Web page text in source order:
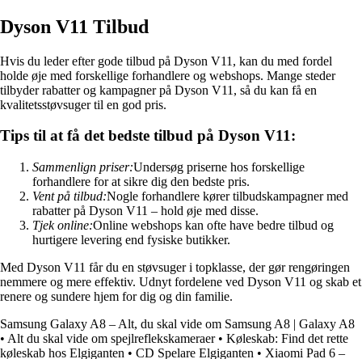
Dyson V11 Tilbud
Hvis du leder efter gode tilbud på Dyson V11, kan du med fordel
holde øje med forskellige forhandlere og webshops. Mange steder
tilbyder rabatter og kampagner på Dyson V11, så du kan få en
kvalitetsstøvsuger til en god pris.
Tips til at få det bedste tilbud på Dyson V11:
Sammenlign priser:Undersøg priserne hos forskellige
forhandlere for at sikre dig den bedste pris.
Vent på tilbud:Nogle forhandlere kører tilbudskampagner med
rabatter på Dyson V11 – hold øje med disse.
Tjek online:Online webshops kan ofte have bedre tilbud og
hurtigere levering end fysiske butikker.
Med Dyson V11 får du en støvsuger i topklasse, der gør rengøringen
nemmere og mere effektiv. Udnyt fordelene ved Dyson V11 og skab et
renere og sundere hjem for dig og din familie.
Samsung Galaxy A8 – Alt, du skal vide om Samsung A8 | Galaxy A8
• Alt du skal vide om spejlreflekskameraer• Køleskab: Find det rette
køleskab hos Elgiganten • CD Spelare Elgiganten • Xiaomi Pad 6 –